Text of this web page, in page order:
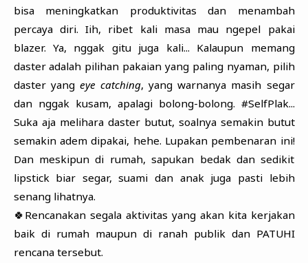
bisa meningkatkan produktivitas dan menambah
percaya diri. Iih, ribet kali masa mau ngepel pakai
blazer. Ya, nggak gitu juga kali... Kalaupun memang
daster adalah pilihan pakaian yang paling nyaman, pilih
daster yang eye catching, yang warnanya masih segar
dan nggak kusam, apalagi bolong-bolong. #SelfPlak...
Suka aja melihara daster butut, soalnya semakin butut
semakin adem dipakai, hehe. Lupakan pembenaran ini!
Dan meskipun di rumah, sapukan bedak dan sedikit
lipstick biar segar, suami dan anak juga pasti lebih
senang lihatnya.
🍀Rencanakan segala aktivitas yang akan kita kerjakan
baik di rumah maupun di ranah publik dan PATUHI
rencana tersebut.